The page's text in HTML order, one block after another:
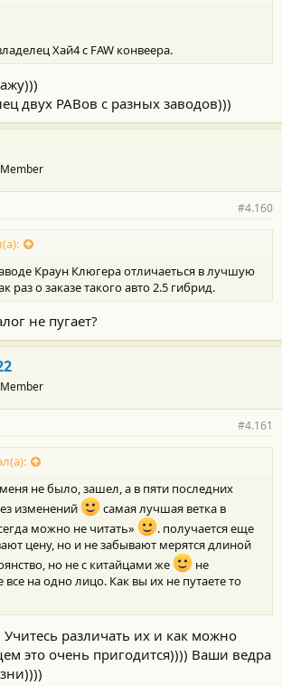
Хай4 с FAW конвеера.
двух РАВов с разных заводов)))
#4.160
Краун Клюгера отличаеться в лучшую
раз о заказе такого авто 2.5 гибрид.
не пугает?
#4.161
не было, зашел, а в пяти последних
изменений
самая лучшая ветка в
можно не читать»
. получается еще
цену, но и не забывают мерятся длиной
но не с китайцами же
не
на одно лицо. Как вы их не путаете то
различать их и как можно
это очень пригодится)))) Ваши ведра